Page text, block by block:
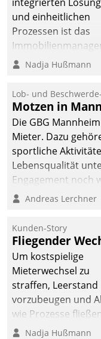
und einheitlichen
Prozessen ist das
der Bayerischen
Ressort
künftige Aufgaben
Herausforderungen
gerüstet.
Nadja Hußmann
Lob- und
Motzen in
Die GBG
Mieter. Dazu
sportliche
Lebensqualität
Engagement noch
von Beschwerden
und Beschwerde-
ein.
Andreas Lerchner
Kunden-Story
Fliegender
Um kostspielige
Mieterwechsel zu
straffen, Leerstand
vorzubeugen und
wie Prozesse
vernetzen, nutzt die
Nadja Hußmann